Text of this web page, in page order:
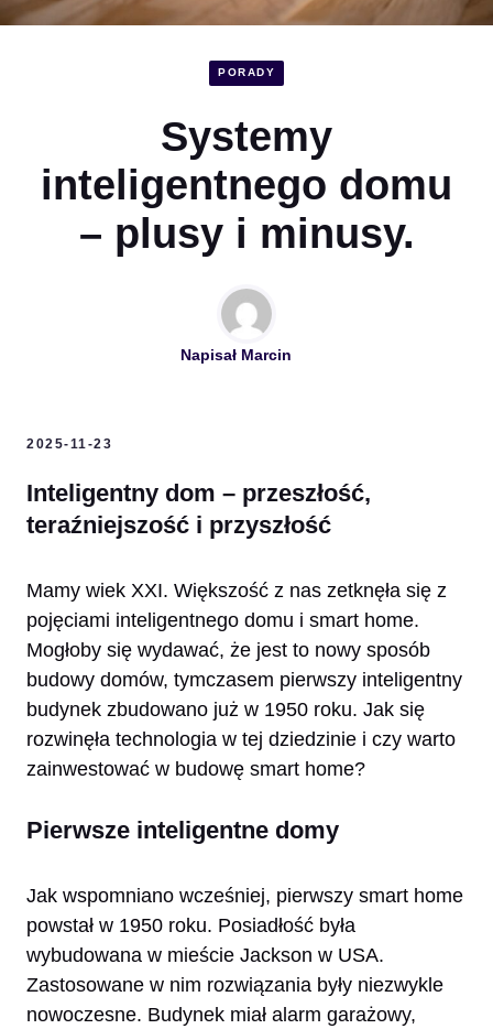
PORADY
Systemy
inteligentnego domu
– plusy i minusy.
Napisał Marcin
2025-11-23
Inteligentny dom – przeszłość,
teraźniejszość i przyszłość
Mamy wiek XXI. Większość z nas zetknęła się z
pojęciami inteligentnego domu i smart home.
Mogłoby się wydawać, że jest to nowy sposób
budowy domów, tymczasem pierwszy inteligentny
budynek zbudowano już w 1950 roku. Jak się
rozwinęła technologia w tej dziedzinie i czy warto
zainwestować w budowę smart home?
Pierwsze inteligentne domy
Jak wspomniano wcześniej, pierwszy smart home
powstał w 1950 roku. Posiadłość była
wybudowana w mieście Jackson w USA.
Zastosowane w nim rozwiązania były niezwykle
nowoczesne. Budynek miał alarm garażowy,